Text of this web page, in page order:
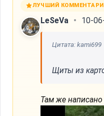
ЛУЧШИЙ
LeSeVa 10-
Цитата: kami699
Щиты из
Там же написано